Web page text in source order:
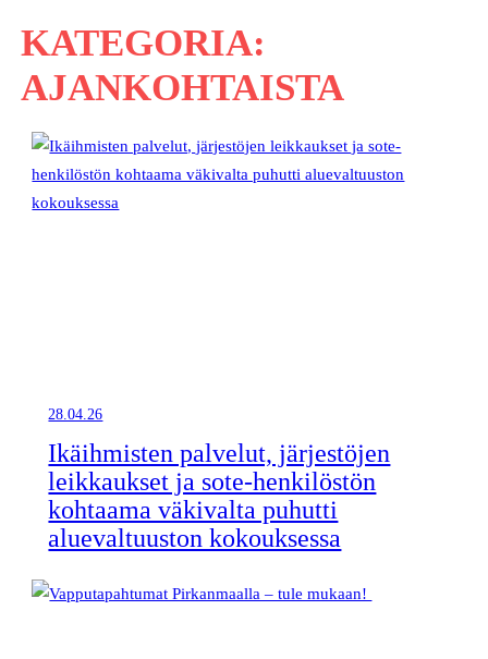
KATEGORIA:
AJANKOHTAISTA
28.04.26
Ikäihmisten palvelut, järjestöjen
leikkaukset ja sote-henkilöstön
kohtaama väkivalta puhutti
aluevaltuuston kokouksessa